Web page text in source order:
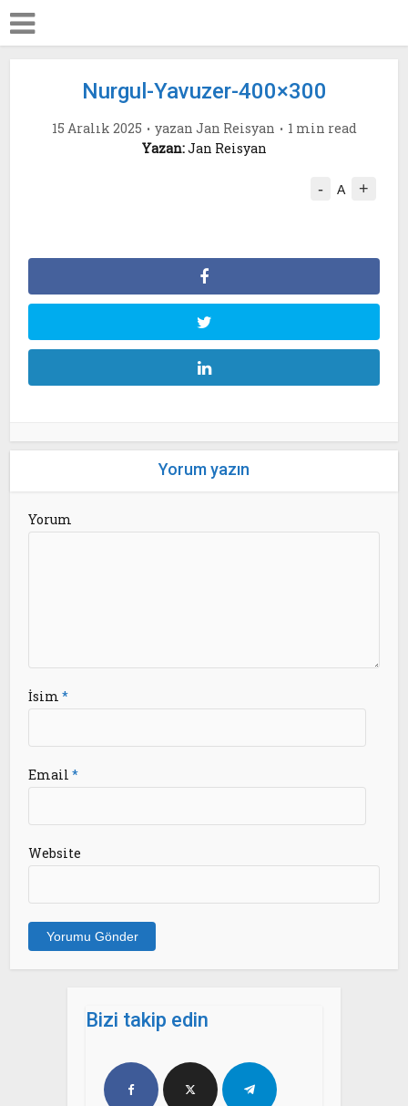
Nurgul-Yavuzer-400×300
15 Aralık 2025 yazan Jan Reisyan
1 min read
Yazan:Jan Reisyan
- A +
Yorum yazın
Yorum
İsim*
Email*
Website
Bizi takip edin